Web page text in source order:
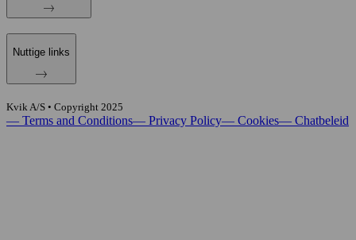
Nuttige links
Kvik A/S • Copyright 2025
— Terms and Conditions— Privacy Policy— Cookies— Chatbeleid